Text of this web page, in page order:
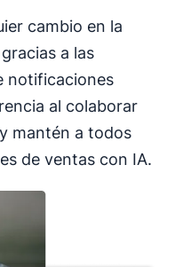
cambio en la
a las
notificaciones
al colaborar
mantén a todos
de ventas con IA.